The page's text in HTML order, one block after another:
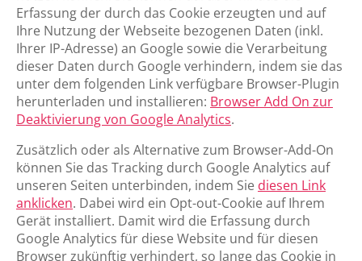
Erfassung der durch das Cookie erzeugten und auf
Ihre Nutzung der Webseite bezogenen Daten (inkl.
Ihrer IP-Adresse) an Google sowie die Verarbeitung
dieser Daten durch Google verhindern, indem sie das
unter dem folgenden Link verfügbare Browser-Plugin
herunterladen und installieren: Browser Add On zur
Deaktivierung von Google Analytics.
Zusätzlich oder als Alternative zum Browser-Add-On
können Sie das Tracking durch Google Analytics auf
unseren Seiten unterbinden, indem Sie diesen Link
anklicken. Dabei wird ein Opt-out-Cookie auf Ihrem
Gerät installiert. Damit wird die Erfassung durch
Google Analytics für diese Website und für diesen
Browser zukünftig verhindert, so lange das Cookie in